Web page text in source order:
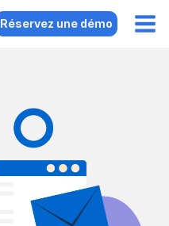
Réservez une démo